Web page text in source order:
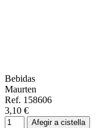
Bebidas
Maurten
Ref. 158606
3,10 €
Afegir a cistella